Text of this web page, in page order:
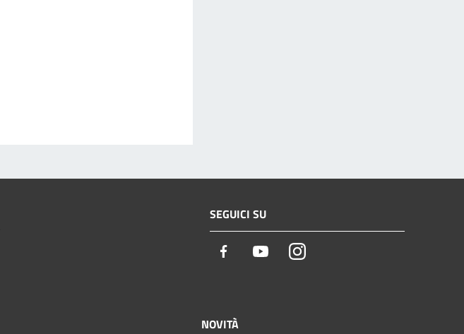
SEGUICI SU
Facebook YoutubeInstagram
NOVITÀ